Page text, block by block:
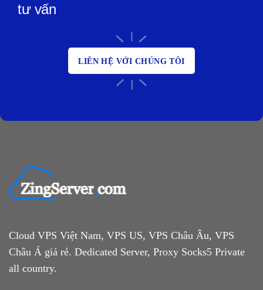
tư vấn
LIÊN HỆ VỚI CHÚNG TÔI
Cloud VPS Việt Nam, VPS US, VPS Châu Âu, VPS
Châu Á giá rẻ. Dedicated Server, Proxy Socks5 Private
all country.